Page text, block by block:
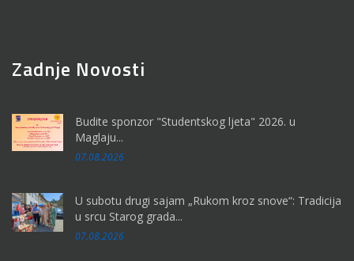
Zadnje Novosti
Budite sponzor "Studentskog ljeta" 2026. u
Maglaju...
07.08.2026
U subotu drugi sajam „Rukom kroz snove“: Tradicija
u srcu Starog grada...
07.08.2026